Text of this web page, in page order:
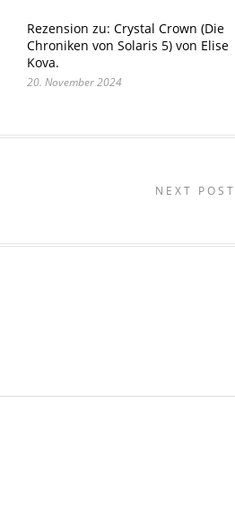
Rezension zu: Crystal Crown (Die
Chroniken von Solaris 5) von Elise
Kova.
20. November 2024
NEXT POST